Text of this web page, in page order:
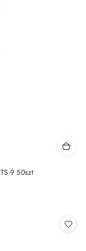
9 50szt